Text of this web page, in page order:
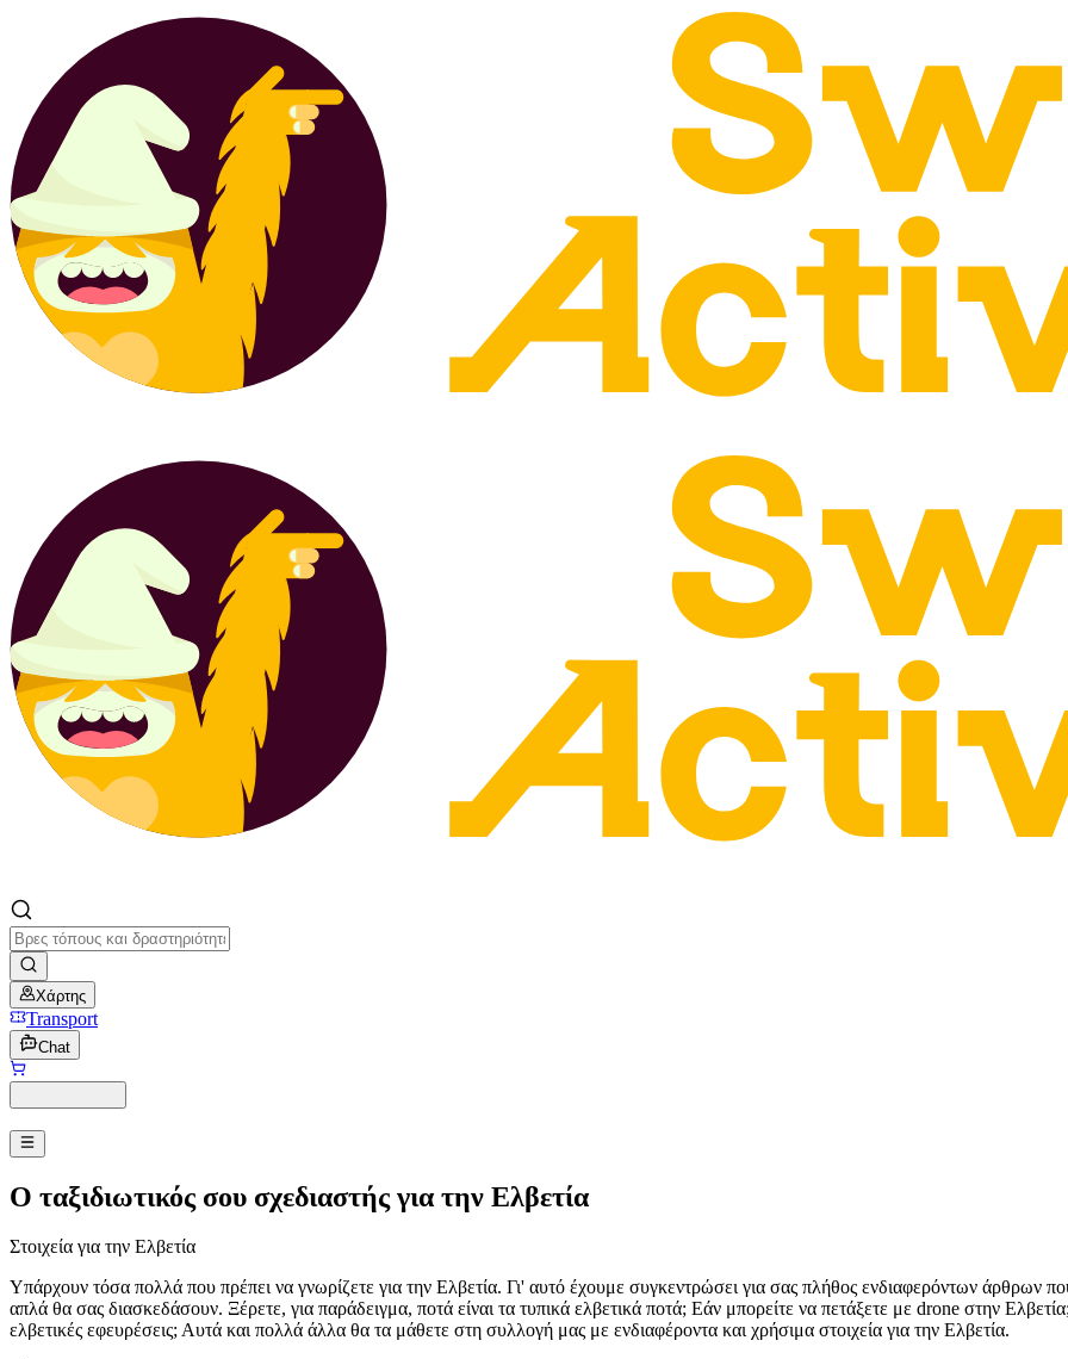
Χάρτης
Transport
Chat
Ο ταξιδιωτικός σου σχεδιαστής για την Ελβετία
Στοιχεία για την Ελβετία
Υπάρχουν τόσα πολλά που πρέπει να γνωρίζετε για την Ελβετία. Γι' αυτό έχουμε συγκεντρώσει για σας πλήθος ενδιαφερόντων άρθρων
απλά θα σας διασκεδάσουν. Ξέρετε, για παράδειγμα, ποτά είναι τα τυπικά ελβετικά ποτά; Εάν μπορείτε να πετάξετε με drone στην
ελβετικές εφευρέσεις; Αυτά και πολλά άλλα θα τα μάθετε στη συλλογή μας με ενδιαφέροντα και χρήσιμα στοιχεία για την Ελβετία.